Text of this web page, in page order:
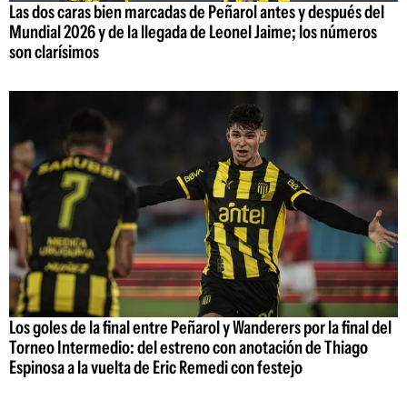
Las dos caras bien marcadas de Peñarol antes y después del
Mundial 2026 y de la llegada de Leonel Jaime; los números
son clarísimos
Los goles de la final entre Peñarol y Wanderers por la final del
Torneo Intermedio: del estreno con anotación de Thiago
Espinosa a la vuelta de Eric Remedi con festejo